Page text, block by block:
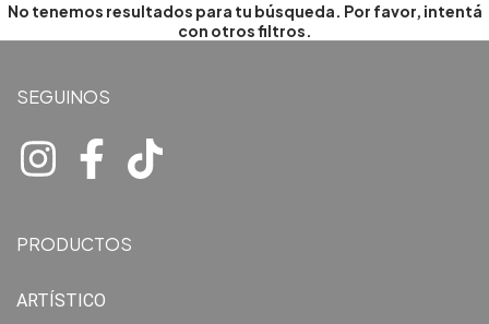
No tenemos resultados para tu búsqueda. Por favor, intentá
con otros filtros.
SEGUINOS
PRODUCTOS
ARTÍSTICO